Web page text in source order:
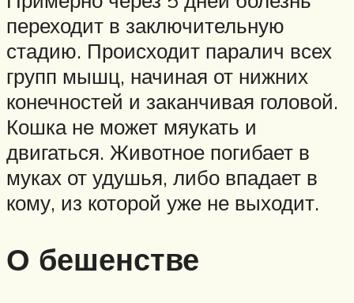
переходит в заключительную
стадию. Происходит паралич всех
групп мышц, начиная от нижних
конечностей и заканчивая головой.
Кошка не может мяукать и
двигаться. Животное погибает в
муках от удушья, либо впадает в
кому, из которой уже не выходит.
О бешенстве